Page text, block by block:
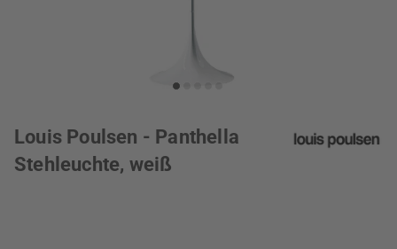
Louis Poulsen - Panthella
Stehleuchte, weiß